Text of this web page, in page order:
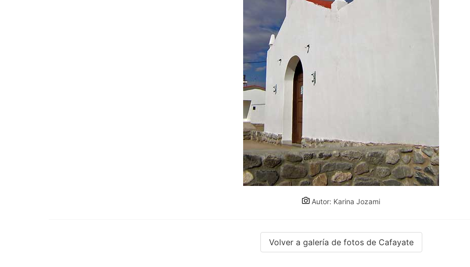
Autor: Karina Jozami
Volver a galería de fotos de Cafayate